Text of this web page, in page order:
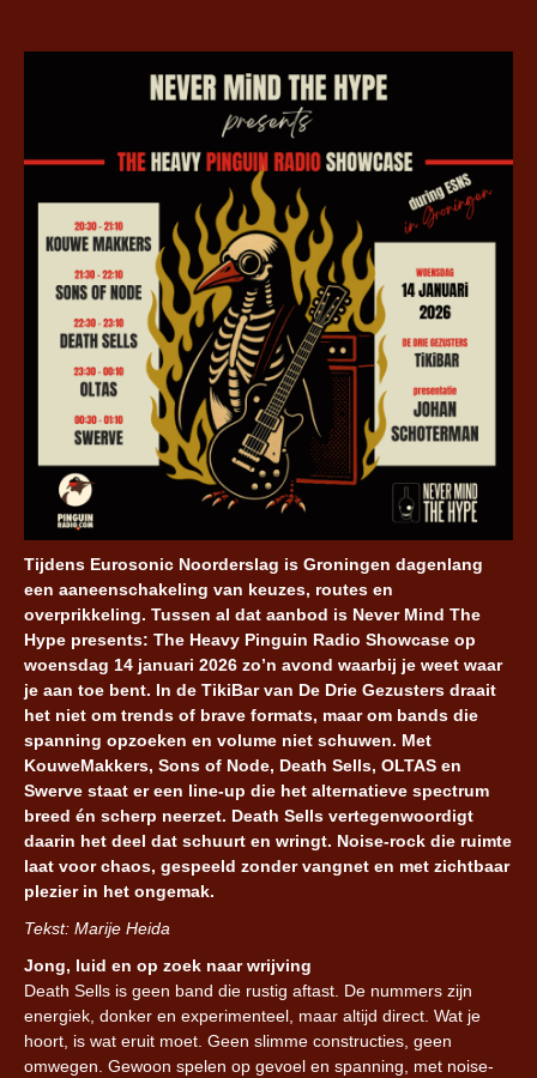
Tijdens Eurosonic Noorderslag is Groningen dagenlang
een aaneenschakeling van keuzes, routes en
overprikkeling. Tussen al dat aanbod is Never Mind The
Hype presents: The Heavy Pinguin Radio Showcase op
woensdag 14 januari 2026 zo’n avond waarbij je weet waar
je aan toe bent. In de TikiBar van De Drie Gezusters draait
het niet om trends of brave formats, maar om bands die
spanning opzoeken en volume niet schuwen. Met
KouweMakkers, Sons of Node, Death Sells, OLTAS en
Swerve staat er een line-up die het alternatieve spectrum
breed én scherp neerzet. Death Sells vertegenwoordigt
daarin het deel dat schuurt en wringt. Noise-rock die ruimte
laat voor chaos, gespeeld zonder vangnet en met zichtbaar
plezier in het ongemak.
Tekst: Marije Heida
Jong, luid en op zoek naar wrijving
Death Sells is geen band die rustig aftast. De nummers zijn
energiek, donker en experimenteel, maar altijd direct. Wat je
hoort, is wat eruit moet. Geen slimme constructies, geen
omwegen. Gewoon spelen op gevoel en spanning, met noise-